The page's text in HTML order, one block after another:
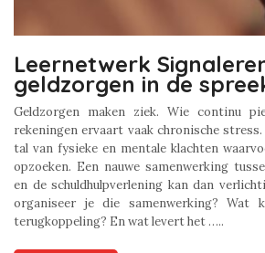
Leernetwerk
geldzorgen in de
Geldzorgen maken ziek. Wie continu
rekeningen ervaart vaak chronische
tal van fysieke en mentale klachten
opzoeken. Een nauwe samenwerking
en de schuldhulpverlening kan dan
organiseer je die samenwerking? Wat
terugkoppeling? En wat levert het …..